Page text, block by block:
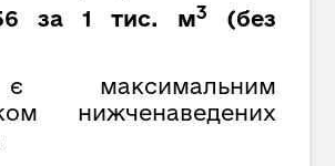
за 1 тис. м3
(без
нижченаведених